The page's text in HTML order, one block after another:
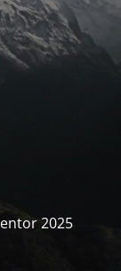
2025